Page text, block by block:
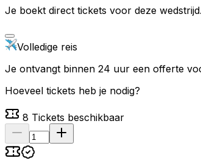
Je boekt direct tickets voor deze
Volledige reis
Je ontvangt binnen 24 uur een offerte
Hoeveel tickets heb je nodig?
8 Tickets beschikbaar